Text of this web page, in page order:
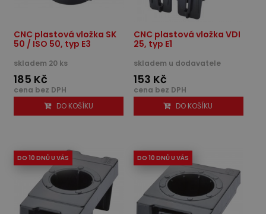
CNC plastová vložka SK
50 / ISO 50, typ E3
skladem 20 ks
185 Kč
cena bez DPH
DO KOŠÍKU
CNC plastová vložka VDI
25, typ E1
skladem u dodavatele
153 Kč
cena bez DPH
DO KOŠÍKU
DO 10 DNŮ U VÁS DO 10 DNŮ U VÁS